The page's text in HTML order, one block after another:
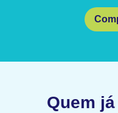
Quem